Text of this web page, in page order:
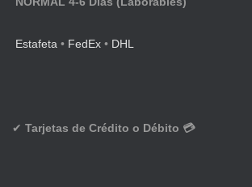
Estafeta • FedEx • DHL
✔ Tarjetas de Crédito o Débito 💳